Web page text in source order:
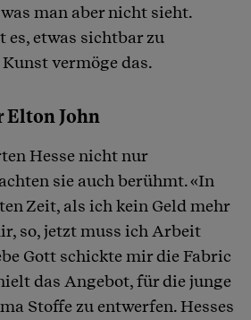
man aber nicht sieht.
es, etwas sichtbar zu
vermöge das.
Elton John
Hesse nicht nur
sie auch berühmt. «In
Zeit, als ich kein Geld mehr
so, jetzt muss ich Arbeit
Gott schickte mir die Fabric
das Angebot, für die junge
Stoffe zu entwerfen. Hesses